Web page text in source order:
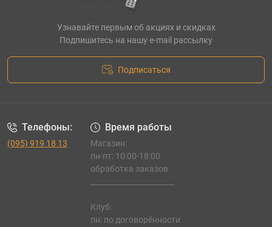
Узнавайте первым об акциях и скидках
Подпишитесь на нашу e-mail рассылку
Подписаться
Телефоны:
(095) 919 18 13
Время работы
Магазин:
пн-пт: 10:00-18:00
обработка заказов
Клуб:
пн: по договорённости